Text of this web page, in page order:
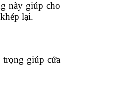
này giúp cho
lại.
giúp cửa